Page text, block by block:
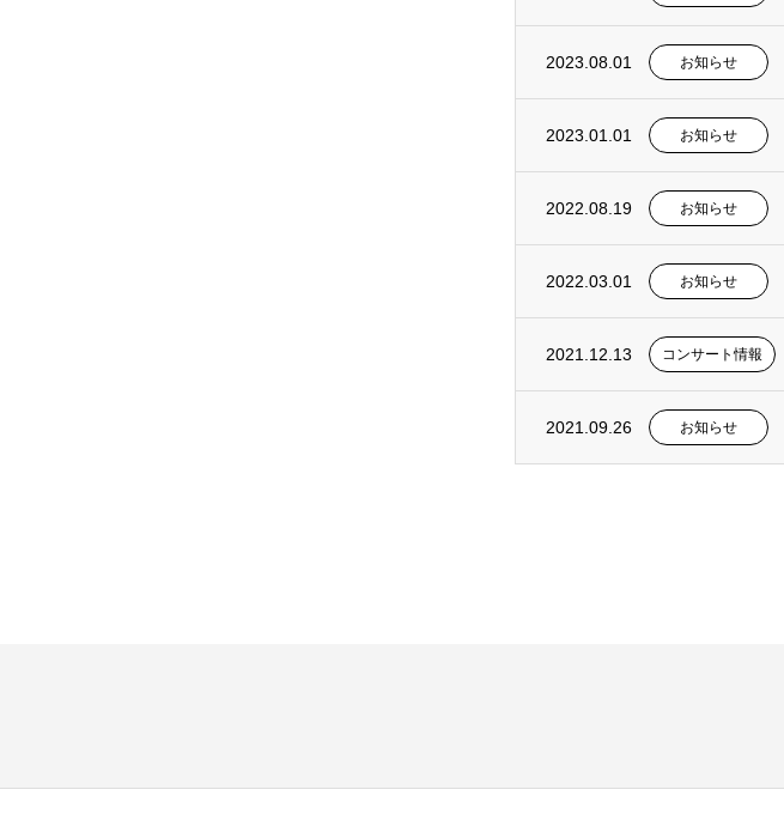
2023.08.01 お知らせ
2023.01.01 お知らせ
2022.08.19 お知らせ
2022.03.01 お知らせ
2021.12.13 コンサート情報
2021.09.26 お知らせ